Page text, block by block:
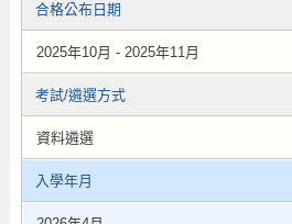
合格公布日期
2025年10月 - 2025年11月
考試/遴選方式
資料遴選
入學年月